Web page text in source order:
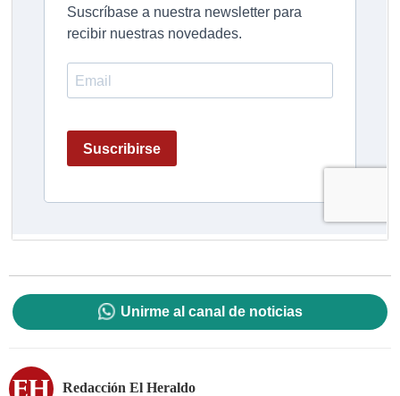
Unirme al canal de noticias
Redacción El Heraldo